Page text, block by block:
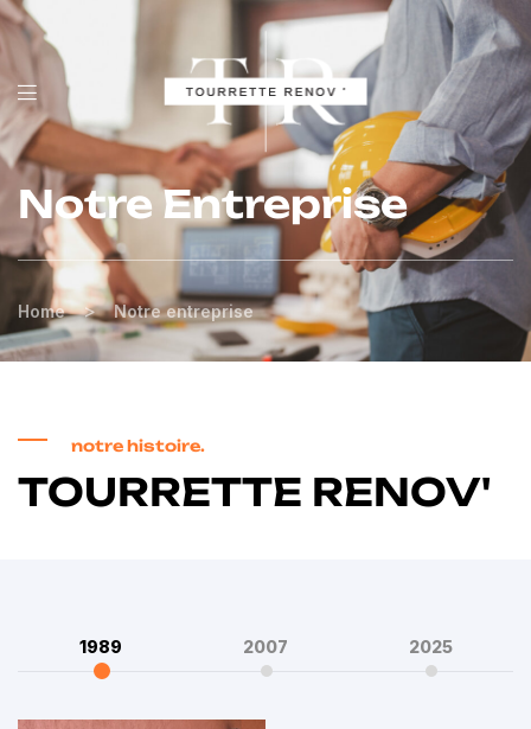
Notre Entreprise
Home > Notre entreprise
notre histoire.
TOURRETTE RENOV'
1989 2007 2025